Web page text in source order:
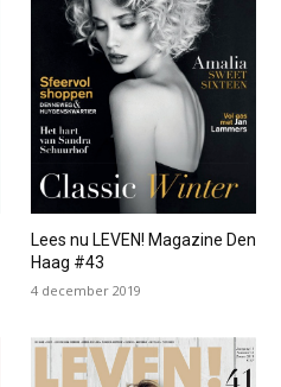
Lees nu LEVEN! Magazine Den
Haag #43
4 december 2019